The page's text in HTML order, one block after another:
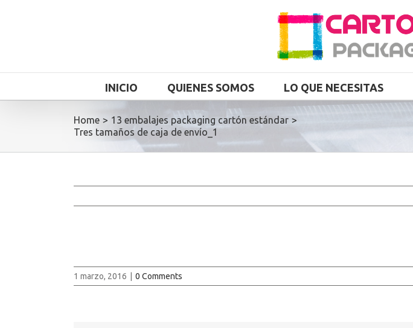
INICIO QUIENES SOMOS LO QUE NECESITAS
Home > 13 embalajes packaging cartón estándar >
Tres tamaños de caja de envío_1
1 marzo, 2016 0 Comments